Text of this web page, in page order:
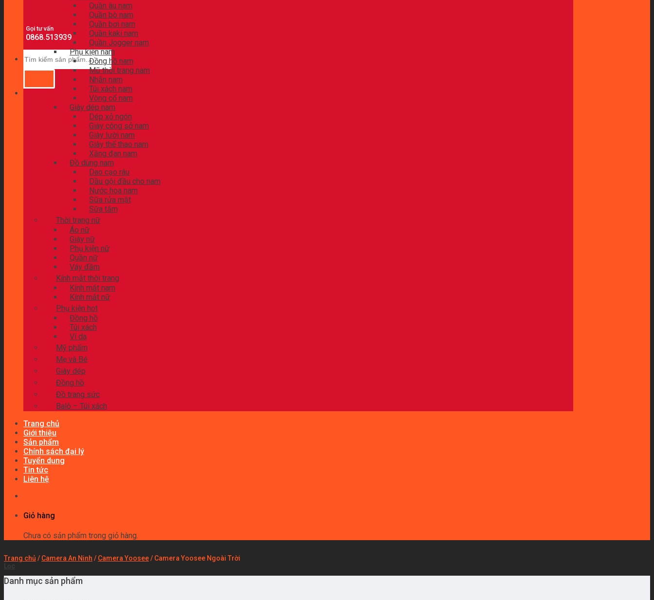
Gọi tư vấn
0868.513939
Quần âu nam
Quần bò nam
Quần bơi nam
Quần kaki nam
Quần Jogger nam
Phụ kiện nam
Đồng hồ nam
Mũ thời trang nam
Nhẫn nam
Túi xách nam
Vòng cổ nam
Giày dép nam
Dép xỏ ngón
Giày công sở nam
Giày lười nam
Giày thể thao nam
Xăng đan nam
Đồ dùng nam
Dao cạo râu
Dầu gội đầu cho nam
Nước hoa nam
Sữa rửa mặt
Sữa tắm
Thời trang nữ
Áo nữ
Giày nữ
Phụ kiện nữ
Quần nữ
Váy đầm
Kính mắt thời trang
Kính mắt nam
Kính mắt nữ
Phụ kiện hot
Đồng hồ
Túi xách
Ví da
Mỹ phẩm
Mẹ và Bé
Giày dép
Đồng hồ
Đồ trang sức
Balô – Túi xách
Trang chủ
Giới thiệu
Sản phẩm
Chính sách đại lý
Tuyển dụng
Tin tức
Liên hệ
Giỏ hàng
Chưa có sản phẩm trong giỏ hàng.
Trang chủ / Camera An Ninh / Camera Yoosee/ Camera Yoosee Ngoài Trời
Danh mục sản phẩm